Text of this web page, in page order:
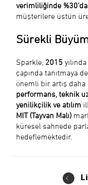
verimliliğinde
müşterilere üstün
Sürekli
Sparkle, 2015
çapında tanıtmaya
önemli bir artış
performans, teknik
yenilikçilik ve atılım
MIT (Tayvan Malı)
küresel sahnede
hedeflemektedir.